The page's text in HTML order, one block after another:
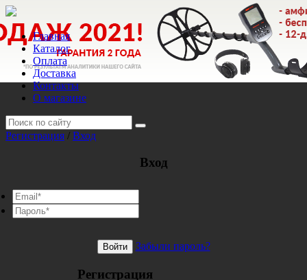
Главная
Каталог
Оплата
Доставка
Контакты
О магазине
Регистрация / Вход
Вход
Войти Забыли пароль?
Регистрация